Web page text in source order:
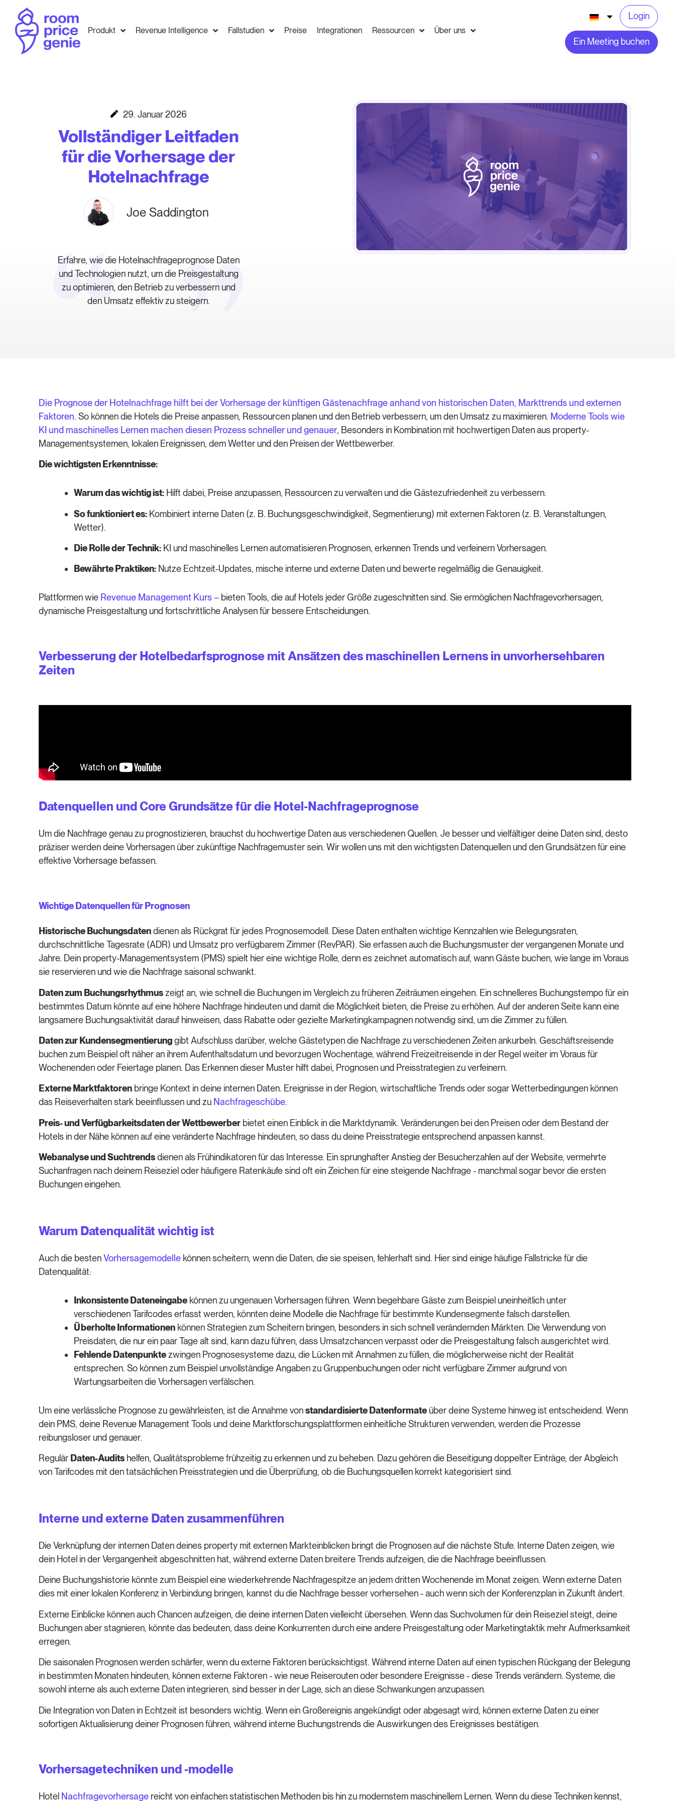
Produkt Revenue Intelligence Fallstudien Preise Integrationen Ressourcen Über uns
Login
Ein Meeting buchen
29. Januar 2026
Vollständiger Leitfaden
für die Vorhersage der
Hotelnachfrage
Joe Saddington
Erfahre, wie die Hotelnachfrageprognose Daten
und Technologien nutzt, um die Preisgestaltung
zu optimieren, den Betrieb zu verbessern und
den Umsatz effektiv zu steigern.
Die Prognose der Hotelnachfrage hilft bei der Vorhersage der künftigen Gästenachfrage anhand von historischen Daten, Markttrends und externen
Faktoren. So können die Hotels die Preise anpassen, Ressourcen planen und den Betrieb verbessern, um den Umsatz zu maximieren. Moderne Tools wie
KI und maschinelles Lernen machen diesen Prozess schneller und genauer, Besonders in Kombination mit hochwertigen Daten aus property-
Managementsystemen, lokalen Ereignissen, dem Wetter und den Preisen der Wettbewerber.
Die wichtigsten Erkenntnisse:
Warum das wichtig ist: Hilft dabei, Preise anzupassen, Ressourcen zu verwalten und die Gästezufriedenheit zu verbessern.
So funktioniert es: Kombiniert interne Daten (z. B. Buchungsgeschwindigkeit, Segmentierung) mit externen Faktoren (z. B. Veranstaltungen,
Wetter).
Die Rolle der Technik: KI und maschinelles Lernen automatisieren Prognosen, erkennen Trends und verfeinern Vorhersagen.
Bewährte Praktiken: Nutze Echtzeit-Updates, mische interne und externe Daten und bewerte regelmäßig die Genauigkeit.
Plattformen wie Revenue Management Kurs – bieten Tools, die auf Hotels jeder Größe zugeschnitten sind. Sie ermöglichen Nachfragevorhersagen,
dynamische Preisgestaltung und fortschrittliche Analysen für bessere Entscheidungen.
Verbesserung der Hotelbedarfsprognose mit Ansätzen des maschinellen Lernens in unvorhersehbaren
Zeiten
Datenquellen und Core Grundsätze für die Hotel-Nachfrageprognose
Um die Nachfrage genau zu prognostizieren, brauchst du hochwertige Daten aus verschiedenen Quellen. Je besser und vielfältiger deine Daten sind, desto
präziser werden deine Vorhersagen über zukünftige Nachfragemuster sein. Wir wollen uns mit den wichtigsten Datenquellen und den Grundsätzen für eine
effektive Vorhersage befassen.
Wichtige Datenquellen für Prognosen
Historische Buchungsdatendienen als Rückgrat für jedes Prognosemodell. Diese Daten enthalten wichtige Kennzahlen wie Belegungsraten,
durchschnittliche Tagesrate (ADR) und Umsatz pro verfügbarem Zimmer (RevPAR). Sie erfassen auch die Buchungsmuster der vergangenen Monate und
Jahre. Dein property-Managementsystem (PMS) spielt hier eine wichtige Rolle, denn es zeichnet automatisch auf, wann Gäste buchen, wie lange im Voraus
sie reservieren und wie die Nachfrage saisonal schwankt.
Daten zum Buchungsrhythmuszeigt an, wie schnell die Buchungen im Vergleich zu früheren Zeiträumen eingehen. Ein schnelleres Buchungstempo für ein
bestimmtes Datum könnte auf eine höhere Nachfrage hindeuten und damit die Möglichkeit bieten, die Preise zu erhöhen. Auf der anderen Seite kann eine
langsamere Buchungsaktivität darauf hinweisen, dass Rabatte oder gezielte Marketingkampagnen notwendig sind, um die Zimmer zu füllen.
Daten zur Kundensegmentierunggibt Aufschluss darüber, welche Gästetypen die Nachfrage zu verschiedenen Zeiten ankurbeln. Geschäftsreisende
buchen zum Beispiel oft näher an ihrem Aufenthaltsdatum und bevorzugen Wochentage, während Freizeitreisende in der Regel weiter im Voraus für
Wochenenden oder Feiertage planen. Das Erkennen dieser Muster hilft dabei, Prognosen und Preisstrategien zu verfeinern.
Externe Marktfaktoren bringe Kontext in deine internen Daten. Ereignisse in der Region, wirtschaftliche Trends oder sogar Wetterbedingungen können
das Reiseverhalten stark beeinflussen und zu Nachfrageschübe.
Preis- und Verfügbarkeitsdaten der Wettbewerber bietet einen Einblick in die Marktdynamik. Veränderungen bei den Preisen oder dem Bestand der
Hotels in der Nähe können auf eine veränderte Nachfrage hindeuten, so dass du deine Preisstrategie entsprechend anpassen kannst.
Webanalyse und Suchtrendsdienen als Frühindikatoren für das Interesse. Ein sprunghafter Anstieg der Besucherzahlen auf der Website, vermehrte
Suchanfragen nach deinem Reiseziel oder häufigere Ratenkäufe sind oft ein Zeichen für eine steigende Nachfrage - manchmal sogar bevor die ersten
Buchungen eingehen.
Warum Datenqualität wichtig ist
Auch die bestenVorhersagemodelle können scheitern, wenn die Daten, die sie speisen, fehlerhaft sind. Hier sind einige häufige Fallstricke für die
Datenqualität:
Inkonsistente Dateneingabe können zu ungenauen Vorhersagen führen. Wenn begehbare Gäste zum Beispiel uneinheitlich unter
verschiedenen Tarifcodes erfasst werden, könnten deine Modelle die Nachfrage für bestimmte Kundensegmente falsch darstellen.
Überholte Informationen können Strategien zum Scheitern bringen, besonders in sich schnell verändernden Märkten. Die Verwendung von
Preisdaten, die nur ein paar Tage alt sind, kann dazu führen, dass Umsatzchancen verpasst oder die Preisgestaltung falsch ausgerichtet wird.
Fehlende Datenpunktezwingen Prognosesysteme dazu, die Lücken mit Annahmen zu füllen, die möglicherweise nicht der Realität
entsprechen. So können zum Beispiel unvollständige Angaben zu Gruppenbuchungen oder nicht verfügbare Zimmer aufgrund von
Wartungsarbeiten die Vorhersagen verfälschen.
Um eine verlässliche Prognose zu gewährleisten, ist die Annahme vonstandardisierte Datenformate über deine Systeme hinweg ist entscheidend. Wenn
dein PMS, deine Revenue Management Tools und deine Marktforschungsplattformen einheitliche Strukturen verwenden, werden die Prozesse
reibungsloser und genauer.
Regulär Daten-Audits helfen, Qualitätsprobleme frühzeitig zu erkennen und zu beheben. Dazu gehören die Beseitigung doppelter Einträge, der Abgleich
von Tarifcodes mit den tatsächlichen Preisstrategien und die Überprüfung, ob die Buchungsquellen korrekt kategorisiert sind.
Interne und externe Daten zusammenführen
Die Verknüpfung der internen Daten deines property mit externen Markteinblicken bringt die Prognosen auf die nächste Stufe. Interne Daten zeigen, wie
dein Hotel in der Vergangenheit abgeschnitten hat, während externe Daten breitere Trends aufzeigen, die die Nachfrage beeinflussen.
Deine Buchungshistorie könnte zum Beispiel eine wiederkehrende Nachfragespitze an jedem dritten Wochenende im Monat zeigen. Wenn externe Daten
dies mit einer lokalen Konferenz in Verbindung bringen, kannst du die Nachfrage besser vorhersehen - auch wenn sich der Konferenzplan in Zukunft ändert.
Externe Einblicke können auch Chancen aufzeigen, die deine internen Daten vielleicht übersehen. Wenn das Suchvolumen für dein Reiseziel steigt, deine
Buchungen aber stagnieren, könnte das bedeuten, dass deine Konkurrenten durch eine andere Preisgestaltung oder Marketingtaktik mehr Aufmerksamkeit
erregen.
Die saisonalen Prognosen werden schärfer, wenn du externe Faktoren berücksichtigst. Während interne Daten auf einen typischen Rückgang der Belegung
in bestimmten Monaten hindeuten, können externe Faktoren - wie neue Reiserouten oder besondere Ereignisse - diese Trends verändern. Systeme, die
sowohl interne als auch externe Daten integrieren, sind besser in der Lage, sich an diese Schwankungen anzupassen.
Die Integration von Daten in Echtzeit ist besonders wichtig. Wenn ein Großereignis angekündigt oder abgesagt wird, können externe Daten zu einer
sofortigen Aktualisierung deiner Prognosen führen, während interne Buchungstrends die Auswirkungen des Ereignisses bestätigen.
Vorhersagetechniken und -modelle
Hotel Nachfragevorhersage reicht von einfachen statistischen Methoden bis hin zu modernstem maschinellem Lernen. Wenn du diese Techniken kennst,